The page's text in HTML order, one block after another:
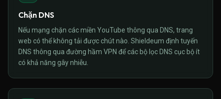
Chặn DNS
Nếu mạng chặn các miền YouTube thông qua DNS, trang
web có thể không tải được chút nào. Shieldeum định tuyến
DNS thông qua đường hầm VPN để các bộ lọc DNS cục bộ ít
có khả năng gây nhiễu.